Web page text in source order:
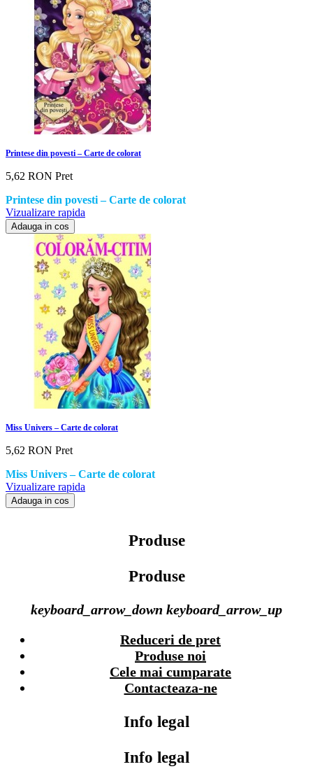
Printese din povesti – Carte de colorat
5,62 RON Pret
Printese din povesti – Carte de colorat
Vizualizare rapida
Adauga in cos
Miss Univers – Carte de colorat
5,62 RON Pret
Miss Univers – Carte de colorat
Vizualizare rapida
Adauga in cos
Produse
Produse
keyboard_arrow_down keyboard_arrow_up
Reduceri de pret
Produse noi
Cele mai cumparate
Contacteaza-ne
Info legal
Info legal